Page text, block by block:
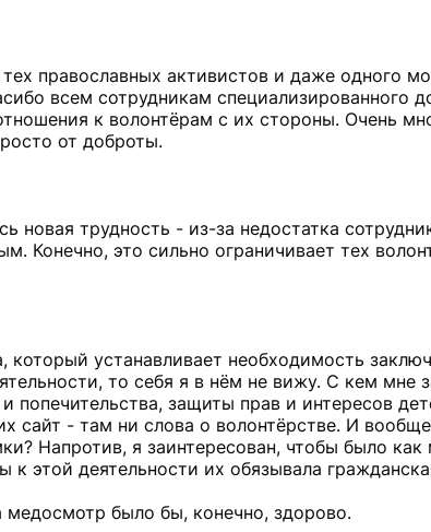
православных активистов и даже одного
всем сотрудникам специализированного
к волонтёрам с их стороны. Очень
от доброты.
новая трудность - из-за недостатка
Конечно, это сильно ограничивает тех
который устанавливает необходимость
то себя я в нём не вижу. С кем мне
попечительства, защиты прав и интересов
сайт - там ни слова о волонтёрстве. И
Напротив, я заинтересован, чтобы было
к этой деятельности их обязывала
медосмотр было бы, конечно, здорово.